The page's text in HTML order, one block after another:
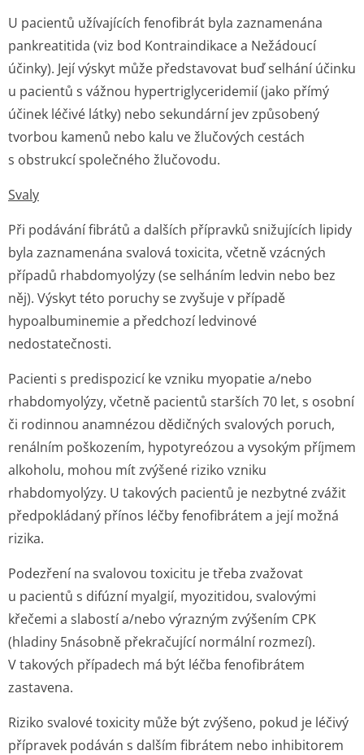
U pacientů užívajících fenofibrát byla zaznamenána
pankreatitida (viz bod Kontraindikace a Nežádoucí
účinky). Její výskyt může představovat buď selhání účinku
u pacientů s vážnou hypertriglyce­ridemií (jako přímý
účinek léčivé látky) nebo sekundární jev způsobený
tvorbou kamenů nebo kalu ve žlučových cestách
s obstrukcí společného žlučovodu.
Svaly
Při podávání fibrátů a dalších přípravků snižujících lipidy
byla zaznamenána svalová toxicita, včetně vzácných
případů rhabdomyolýzy (se selháním ledvin nebo bez
něj). Výskyt této poruchy se zvyšuje v případě
hypoalbuminemie a předchozí ledvinové
nedostatečnosti.
Pacienti s predispozicí ke vzniku myopatie a/nebo
rhabdomyolýzy, včetně pacientů starších 70 let, s osobní
či rodinnou anamnézou dědičných svalových poruch,
renálním poškozením, hypotyreózou a vysokým příjmem
alkoholu, mohou mít zvýšené riziko vzniku
rhabdomyolýzy. U takových pacientů je nezbytné zvážit
předpokládaný přínos léčby fenofibrátem a její možná
rizika.
Podezření na svalovou toxicitu je třeba zvažovat
u pacientů s difúzní myalgií, myozitidou, svalovými
křečemi a slabostí a/nebo výrazným zvýšením CPK
(hladiny 5násobně překračující normální rozmezí).
V takových případech má být léčba fenofibrátem
zastavena.
Riziko svalové toxicity může být zvýšeno, pokud je léčivý
přípravek podáván s dalším fibrátem nebo inhibitorem